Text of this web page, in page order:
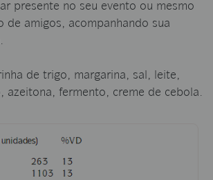
presente no seu evento ou mesmo
de amigos, acompanhando sua
de trigo, margarina, sal, leite,
azeitona, fermento, creme de cebola.